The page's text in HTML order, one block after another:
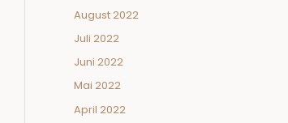
August 2022
Juli 2022
Juni 2022
Mai 2022
April 2022